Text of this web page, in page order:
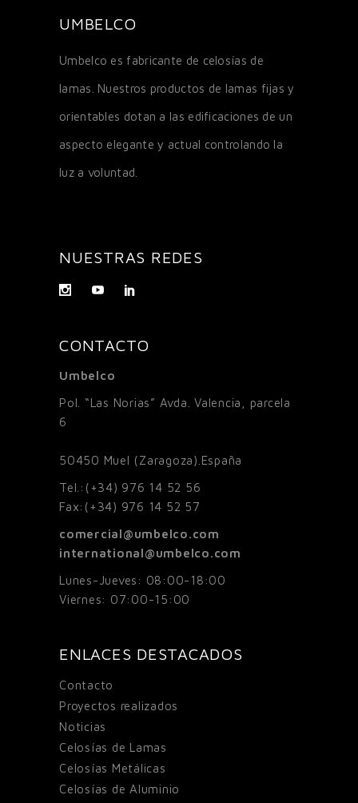
UMBELCO
Umbelco es fabricante de celosías de
lamas. Nuestros productos de lamas fijas y
orientables dotan a las edificaciones de un
aspecto elegante y actual controlando la
luz a voluntad.
NUESTRAS REDES
CONTACTO
Umbelco
Pol. “Las Norias” Avda. Valencia, parcela
6
50450 Muel (Zaragoza).España
Tel.: (+34) 976 14 52 56
Fax: (+34) 976 14 52 57
comercial@umbelco.com
international@umbelco.com
Lunes-Jueves: 08:00-18:00
Viernes: 07:00-15:00
ENLACES DESTACADOS
Contacto
Proyectos realizados
Noticias
Celosías de Lamas
Celosías Metálicas
Celosías de Aluminio